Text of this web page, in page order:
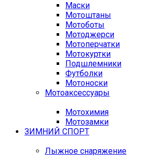
Маски
Мотоштаны
Мотоботы
Мотоджерси
Мотоперчатки
Мотокуртки
Подшлемники
Футболки
Мотоноски
Мотоаксессуары
Мотохимия
Мотозамки
ЗИМНИЙ СПОРТ
Лыжное снаряжение